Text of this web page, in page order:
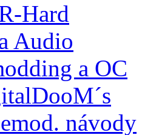
Hard
Audio
a OC
návody